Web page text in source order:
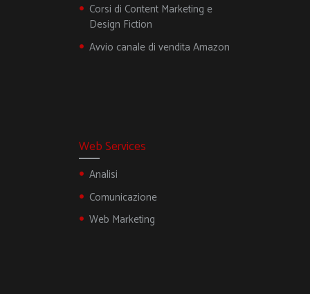
Corsi di Content Marketing e
Design Fiction
Avvio canale di vendita Amazon
Web Services
Analisi
Comunicazione
Web Marketing